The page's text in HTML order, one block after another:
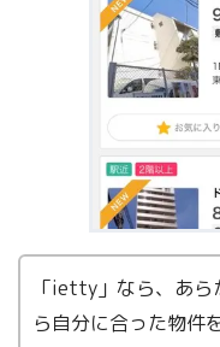
「ietty」なら、あ
ら自分に合った物件